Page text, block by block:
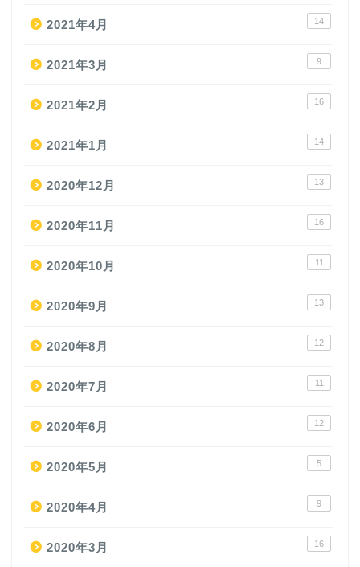
2021年4月 14
2021年3月 9
2021年2月 16
2021年1月 14
2020年12月 13
2020年11月 16
2020年10月 11
2020年9月 13
2020年8月 12
2020年7月 11
2020年6月 12
2020年5月 5
2020年4月 9
2020年3月 16